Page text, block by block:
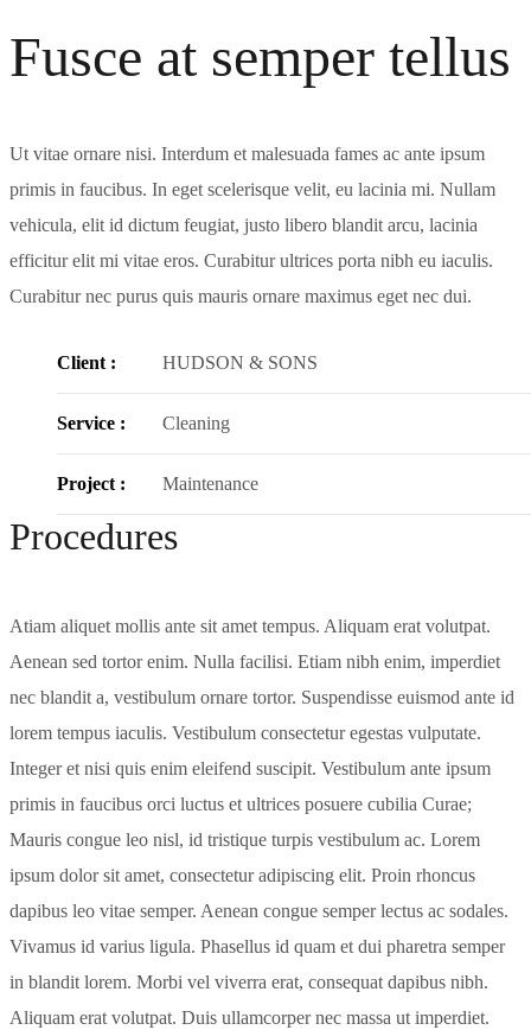
Fusce at semper tellus
Ut vitae ornare nisi. Interdum et malesuada fames ac ante ipsum
primis in faucibus. In eget scelerisque velit, eu lacinia mi. Nullam
vehicula, elit id dictum feugiat, justo libero blandit arcu, lacinia
efficitur elit mi vitae eros. Curabitur ultrices porta nibh eu iaculis.
Curabitur nec purus quis mauris ornare maximus eget nec dui.
Client : HUDSON & SONS
Service : Cleaning
Project : Maintenance
Procedures
Atiam aliquet mollis ante sit amet tempus. Aliquam erat volutpat.
Aenean sed tortor enim. Nulla facilisi. Etiam nibh enim, imperdiet
nec blandit a, vestibulum ornare tortor. Suspendisse euismod ante id
lorem tempus iaculis. Vestibulum consectetur egestas vulputate.
Integer et nisi quis enim eleifend suscipit. Vestibulum ante ipsum
primis in faucibus orci luctus et ultrices posuere cubilia Curae;
Mauris congue leo nisl, id tristique turpis vestibulum ac. Lorem
ipsum dolor sit amet, consectetur adipiscing elit. Proin rhoncus
dapibus leo vitae semper. Aenean congue semper lectus ac sodales.
Vivamus id varius ligula. Phasellus id quam et dui pharetra semper
in blandit lorem. Morbi vel viverra erat, consequat dapibus nibh.
Aliquam erat volutpat. Duis ullamcorper nec massa ut imperdiet.